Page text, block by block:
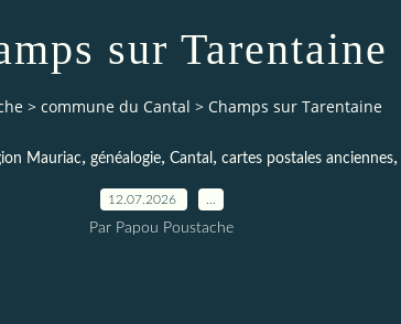
sur Tarentaine
> commune du Cantal > Champs sur Tarentaine
Mauriac, généalogie, Cantal , cartes postales anciennes,
12.07.2026
Par Papou Poustache